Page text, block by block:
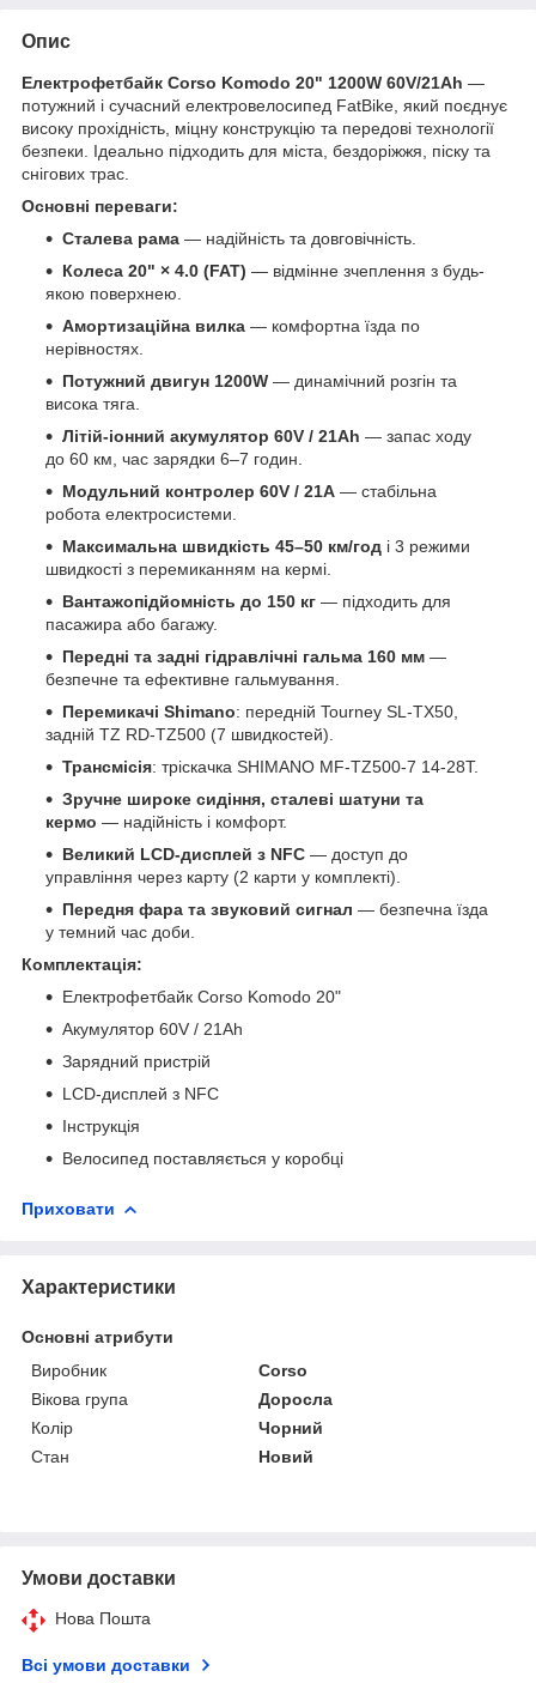
Опис
Електрофетбайк Corso Komodo 20" 1200W 60V/21Ah —
потужний і сучасний електровелосипед FatBike, який поєднує
високу прохідність, міцну конструкцію та передові технології
безпеки. Ідеально підходить для міста, бездоріжжя, піску та
снігових трас.
Основні переваги:
Сталева рама — надійність та довговічність.
Колеса 20" × 4.0 (FAT) — відмінне зчеплення з будь-
якою поверхнею.
Амортизаційна вилка — комфортна їзда по
нерівностях.
Потужний двигун 1200W — динамічний розгін та
висока тяга.
Літій-іонний акумулятор 60V / 21Ah — запас ходу
до 60 км, час зарядки 6–7 годин.
Модульний контролер 60V / 21A — стабільна
робота електросистеми.
Максимальна швидкість 45–50 км/год і 3 режими
швидкості з перемиканням на кермі.
Вантажопідйомність до 150 кг — підходить для
пасажира або багажу.
Передні та задні гідравлічні гальма 160 мм —
безпечне та ефективне гальмування.
Перемикачі Shimano: передній Tourney SL-TX50,
задній TZ RD-TZ500 (7 швидкостей).
Трансмісія: тріскачка SHIMANO MF-TZ500-7 14-28T.
Зручне широке сидіння, сталеві шатуни та
кермо — надійність і комфорт.
Великий LCD-дисплей з NFC — доступ до
управління через карту (2 карти у комплекті).
Передня фара та звуковий сигнал — безпечна їзда
у темний час доби.
Комплектація:
Електрофетбайк Corso Komodo 20"
Акумулятор 60V / 21Ah
Зарядний пристрій
LCD-дисплей з NFC
Інструкція
Велосипед поставляється у коробці
Приховати
Характеристики
Основні атрибути
Виробник
Corso
Вікова група
Доросла
Колір
Чорний
Стан
Новий
Умови доставки
Нова Пошта
Всі умови доставки